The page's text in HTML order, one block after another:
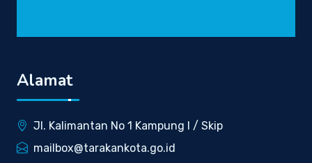
Alamat
Jl. Kalimantan No 1 Kampung I / Skip
mailbox@tarakankota.go.id